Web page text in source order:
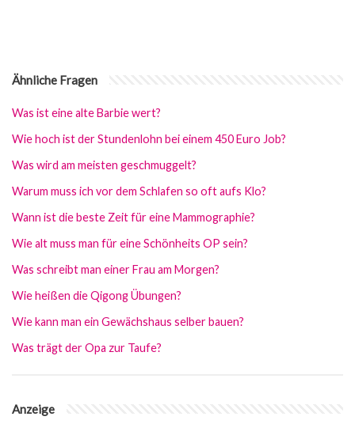
Ähnliche Fragen
Was ist eine alte Barbie wert?
Wie hoch ist der Stundenlohn bei einem 450 Euro Job?
Was wird am meisten geschmuggelt?
Warum muss ich vor dem Schlafen so oft aufs Klo?
Wann ist die beste Zeit für eine Mammographie?
Wie alt muss man für eine Schönheits OP sein?
Was schreibt man einer Frau am Morgen?
Wie heißen die Qigong Übungen?
Wie kann man ein Gewächshaus selber bauen?
Was trägt der Opa zur Taufe?
Anzeige